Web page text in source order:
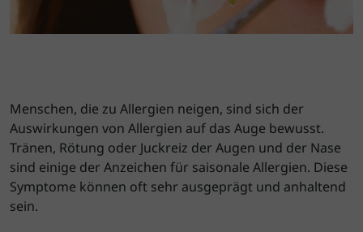
Menschen, die zu Allergien neigen, sind sich der
Auswirkungen von Allergien auf das Auge bewusst.
Tränen, Rötung oder Juckreiz der Augen und der Nase
sind einige der Anzeichen für saisonale Allergien. Diese
Symptome können oft sehr ausgeprägt und anhaltend
sein.